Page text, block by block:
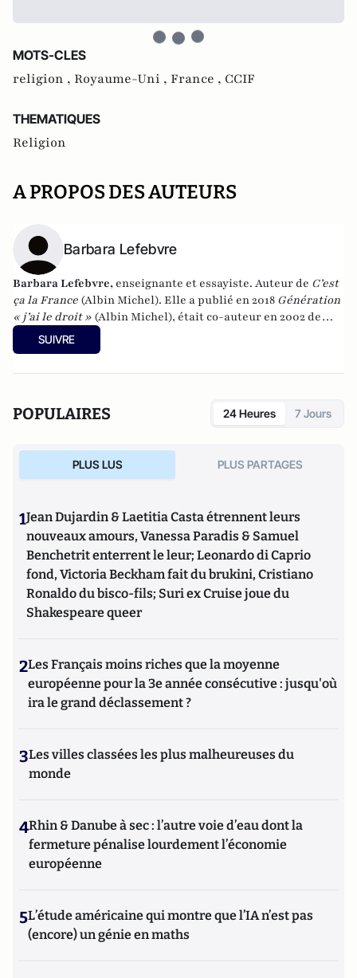
MOTS-CLES
religion , Royaume-Uni , France , CCIF
THEMATIQUES
Religion
A PROPOS DES AUTEURS
Barbara Lefebvre
Barbara Lefebvre, enseignante et essayiste. Auteur de C’est
ça la France (Albin Michel). Elle a publié en 2018 Génération
« j’ai le droit » (Albin Michel), était co-auteur en 2002 de
l’ouvrageLes territoires perdus de la République
SUIVRE
POPULAIRES 24 Heures 7 Jours
PLUS LUS PLUS PARTAGES
1Jean Dujardin & Laetitia Casta étrennent leurs
nouveaux amours, Vanessa Paradis & Samuel
Benchetrit enterrent le leur; Leonardo di Caprio
fond, Victoria Beckham fait du brukini, Cristiano
Ronaldo du bisco-fils; Suri ex Cruise joue du
Shakespeare queer
2Les Français moins riches que la moyenne
européenne pour la 3e année consécutive : jusqu'où
ira le grand déclassement ?
3Les villes classées les plus malheureuses du
monde
4Rhin & Danube à sec : l’autre voie d’eau dont la
fermeture pénalise lourdement l’économie
européenne
5L’étude américaine qui montre que l’IA n’est pas
(encore) un génie en maths